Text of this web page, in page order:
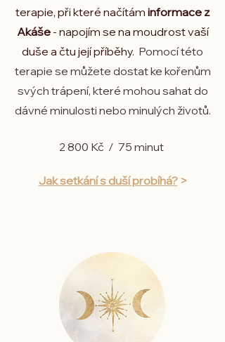
terapie, při které načítám informace z
Akáše- napojím se na moudrost vaší
duše a čtu její příběhy. Pomocí této
terapie se můžete dostat ke kořenům
svých trápení, které mohou sahat do
dávné minulosti nebo minulých životů.
2 800 Kč / 75 minut
Jak setkání s duší probíhá?>